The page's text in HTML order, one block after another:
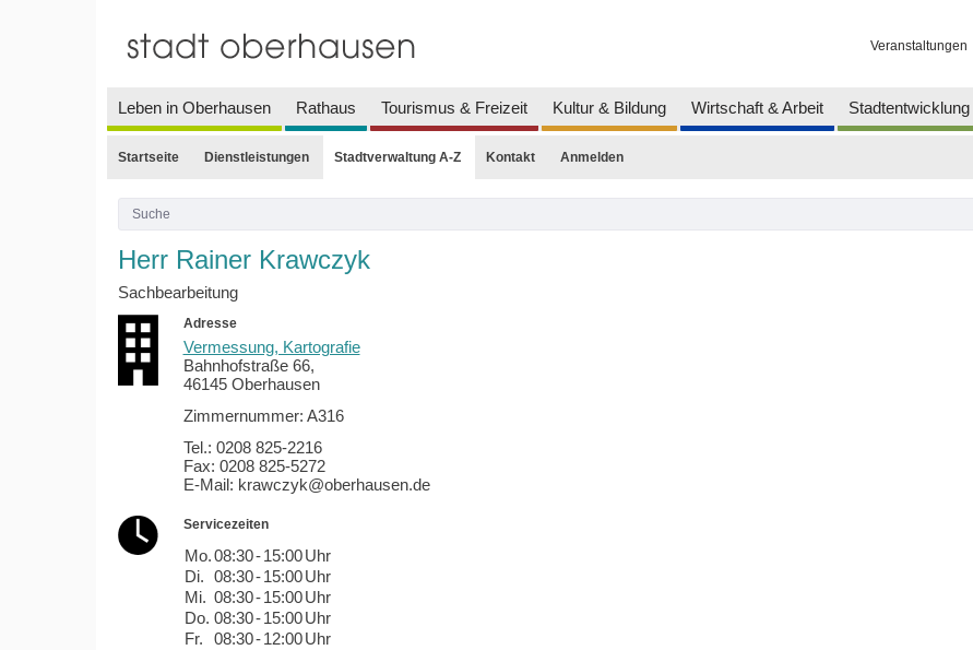
Veranstaltungen
Leben in Oberhausen Rathaus Tourismus & Freizeit Kultur & Bildung Wirtschaft & Arbeit
Startseite Dienstleistungen Stadtverwaltung A-Z Kontakt Anmelden
Herr Rainer Krawczyk
Sachbearbeitung
Adresse
Vermessung, Kartografie
Bahnhofstraße 66,
46145 Oberhausen
Zimmernummer: A316
Tel.: 0208 825-2216
Fax: 0208 825-5272
E-Mail: krawczyk@oberhausen.de
Servicezeiten
Mo.08:30- 15:00 Uhr
Di. 08:30- 15:00 Uhr
Mi. 08:30- 15:00 Uhr
Do. 08:30- 15:00 Uhr
Fr.
08:30- 12:00 Uhr